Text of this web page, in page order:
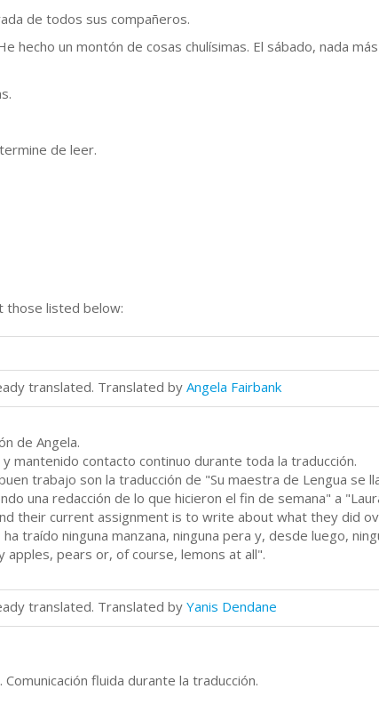
de todos sus compañeros.
un montón de cosas chulísimas. El sábado, nada
de leer.
those listed below:
translated. Translated by Angela Fairbank
de Angela.
mantenido contacto continuo durante toda la traducción.
trabajo son la traducción de "Su maestra de Lengua se
una redacción de lo que hicieron el fin de semana" a
their current assignment is to write about what they did
traído ninguna manzana, ninguna pera y, desde luego,
apples, pears or, of course, lemons at all".
translated. Translated by Yanis Dendane
fluida durante la traducción.